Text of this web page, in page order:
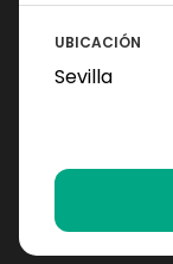
UBICACIÓN